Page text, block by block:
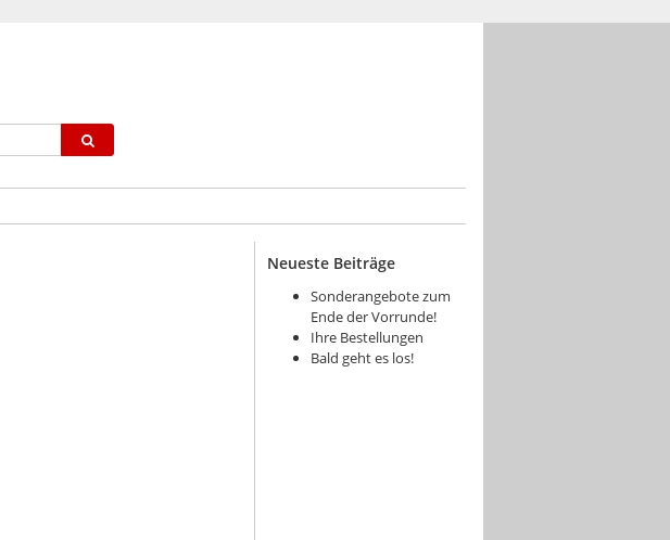
Neueste Beiträge
Sonderangebote zum
Ende der Vorrunde!
Ihre Bestellungen
Bald geht es los!